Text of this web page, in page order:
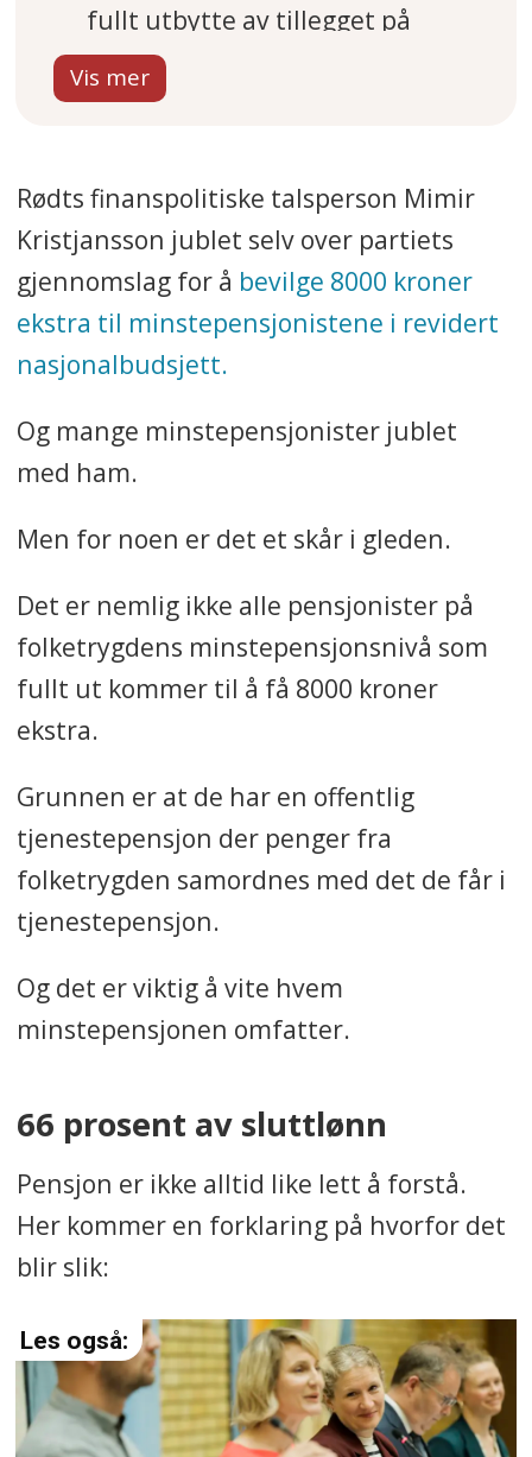
fullt utbytte av tillegget på
8000 kroner som ble bevilget i
revidert nasjonalbudsjett. For
økningen spist opp av
samordning.
Offentlig tjenestepensjon skal
sammen med folketrygden
sluttlønna ved full opptjening.
Når folketrygden øker, kan
slik at totalen likevel blir den
samme.
Dette gjelder særlig personer
med lav lønn og deltid, der
folketrygden allerede dekker
Fagforbundet merker de som er
født i 1953 eller tidligere
økningen på 8000 best, mens
yngre årskull får mindre effekt.
Oppsummeringen er laget med
kunstig intelligens og kvalitetssikret
Rødts finanspolitiske talsperson Mimir
Kristjansson jublet selv over partiets
gjennomslag for å bevilge 8000 kroner
ekstra til minstepensjonistene i revidert
nasjonalbudsjett.
Og mange minstepensjonister jublet
med ham.
Men for noen er det et skår i gleden.
Det er nemlig ikke alle pensjonister på
folketrygdens minstepensjonsnivå som
fullt ut kommer til å få 8000 kroner
ekstra.
Grunnen er at de har en offentlig
tjenestepensjon der penger fra
folketrygden samordnes med det de får i
tjenestepensjon.
Og det er viktig å vite hvem
minstepensjonen omfatter.
66 prosent av sluttlønn
Pensjon er ikke alltid like lett å forstå.
Her kommer en forklaring på hvorfor det
blir slik: